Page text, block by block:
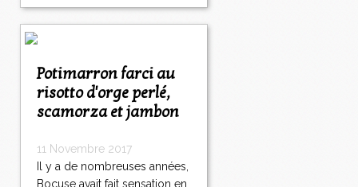
Potimarron farci au
risotto d'orge perlé,
scamorza et jambon
11 Novembre 2017
Il y a de nombreuses années,
Bocuse avait fait sensation en